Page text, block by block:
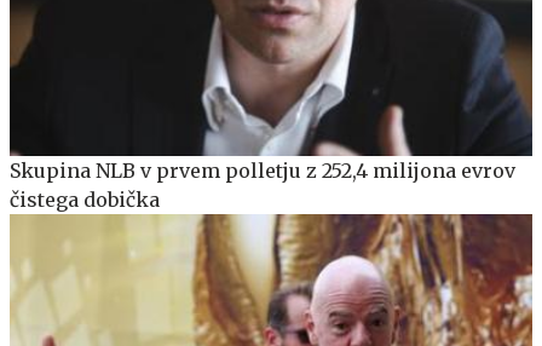
Skupina NLB v prvem polletju z 252,4 milijona evrov
čistega dobička